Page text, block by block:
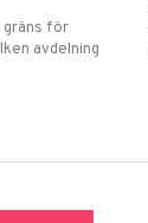
gräns för
avdelning